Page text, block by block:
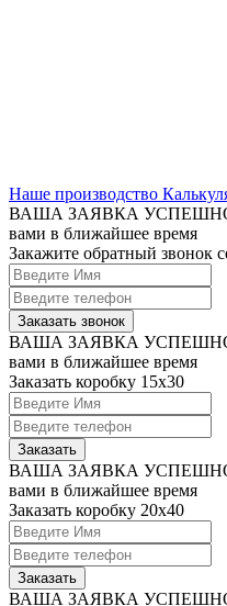
Наше производство
ВАША ЗАЯВКА
вами в ближайшее время
Закажите обратный звонок
Заказать звонок
ВАША ЗАЯВКА
вами в ближайшее время
Заказать коробку 15х30
Заказать
ВАША ЗАЯВКА
вами в ближайшее время
Заказать коробку 20x40
Заказать
ВАША ЗАЯВКА